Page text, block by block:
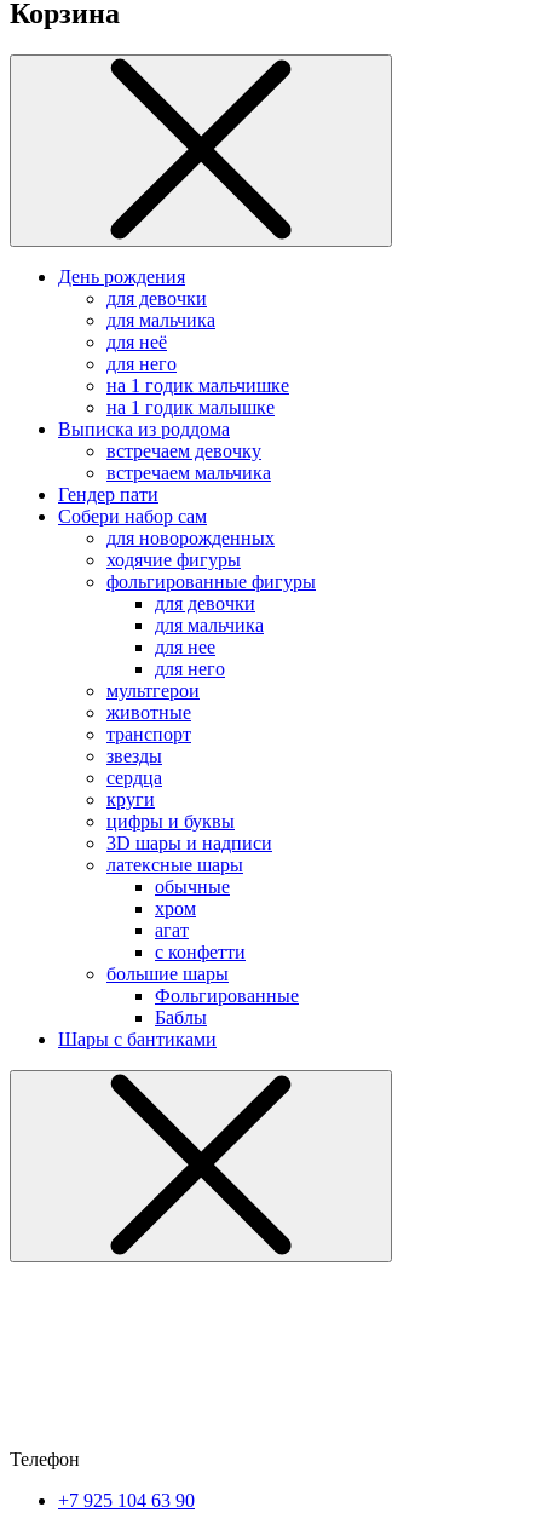
Корзина
День рождения
для девочки
для мальчика
для неё
для него
на 1 годик мальчишке
на 1 годик малышке
Выписка из роддома
встречаем девочку
встречаем мальчика
Гендер пати
Собери набор сам
для новорожденных
ходячие фигуры
фольгированные фигуры
для девочки
для мальчика
для нее
для него
мультгерои
животные
транспорт
звезды
сердца
круги
цифры и буквы
3D шары и надписи
латексные шары
обычные
хром
агат
с конфетти
большие шары
Фольгированные
Баблы
Шары с бантиками
Телефон
+7 925 104 63 90